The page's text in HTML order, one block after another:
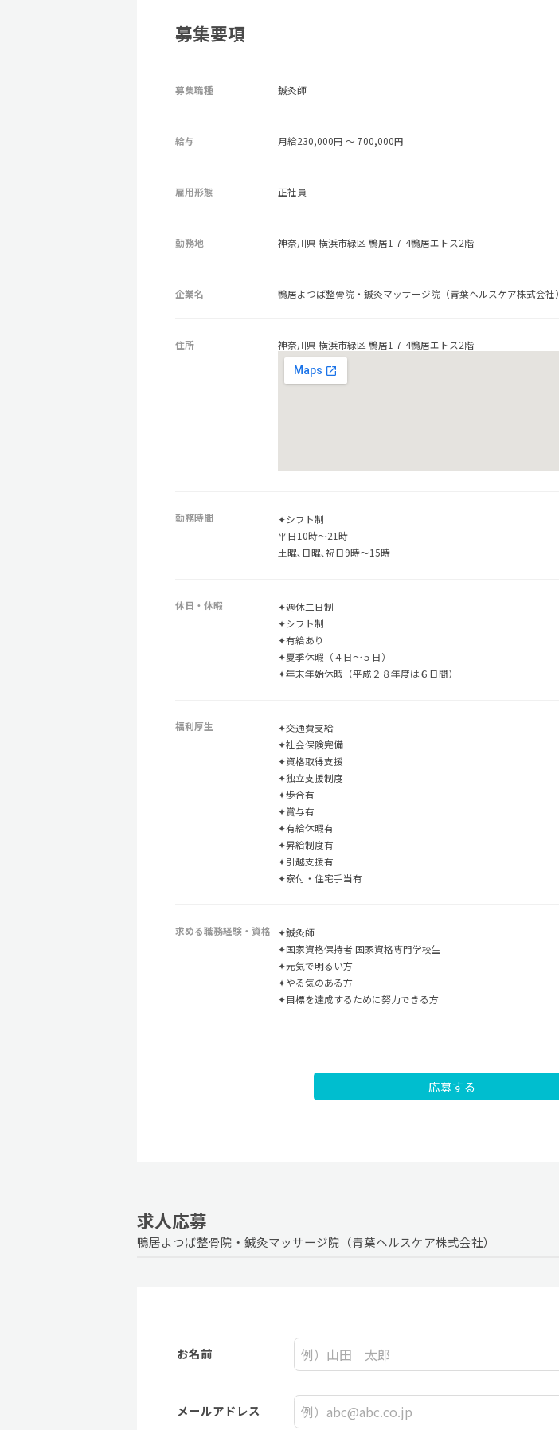
募集要項
募集職種 鍼灸師
給与 月給230,000円 ～ 700,000円
雇用形態 正社員
勤務地 神奈川県 横浜市緑区 鴨居1-7-4鴨居エトス2階
企業名 鴨居よつば整骨院・鍼灸マッサージ院（青葉ヘルスケア株式会社）
住所 神奈川県 横浜市緑区 鴨居1-7-4鴨居エトス2階
勤務時間
✦シフト制
平日10時〜21時
土曜､日曜､祝日9時〜15時
休日・休暇
✦週休二日制
✦シフト制
✦有給あり
✦夏季休暇（４日～５日）
✦年末年始休暇（平成２８年度は６日間）
福利厚生
✦交通費支給
✦社会保険完備
✦資格取得支援
✦独立支援制度
✦歩合有
✦賞与有
✦有給休暇有
✦昇給制度有
✦引越支援有
✦寮付・住宅手当有
求める職務経験・資格
✦鍼灸師
✦国家資格保持者 国家資格専門学校生
✦元気で明るい方
✦やる気のある方
✦目標を達成するために努力できる方
応募する
求人応募
鴨居よつば整骨院・鍼灸マッサージ院（青葉ヘルスケア株式会社）
お名前
メールアドレス